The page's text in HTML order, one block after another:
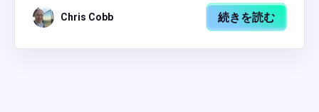
Chris Cobb 続きを読む